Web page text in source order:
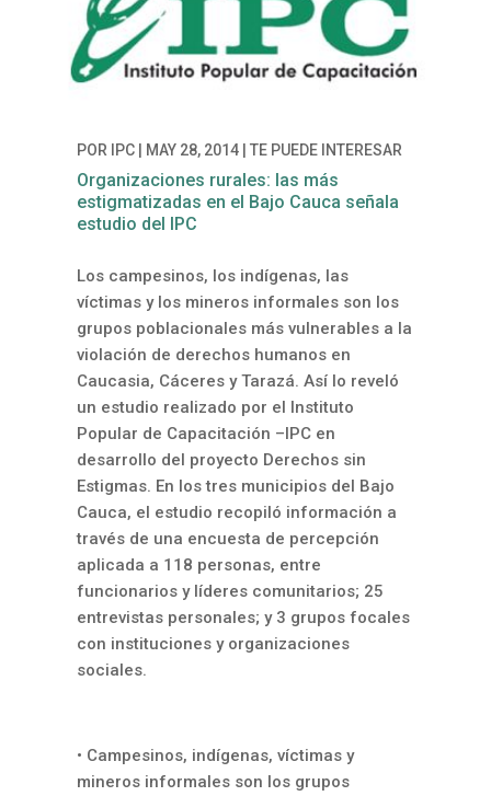
POR IPC| MAY 28, 2014| TE PUEDE INTERESAR
Organizaciones rurales: las más
estigmatizadas en el Bajo Cauca señala
estudio del IPC
Los campesinos, los indígenas, las
víctimas y los mineros informales son los
grupos poblacionales más vulnerables a la
violación de derechos humanos en
Caucasia, Cáceres y Tarazá. Así lo reveló
un estudio realizado por el Instituto
Popular de Capacitación –IPC en
desarrollo del proyecto Derechos sin
Estigmas. En los tres municipios del Bajo
Cauca, el estudio recopiló información a
través de una encuesta de percepción
aplicada a 118 personas, entre
funcionarios y líderes comunitarios; 25
entrevistas personales; y 3 grupos focales
con instituciones y organizaciones
sociales.
• Campesinos, indígenas, víctimas y
mineros informales son los grupos